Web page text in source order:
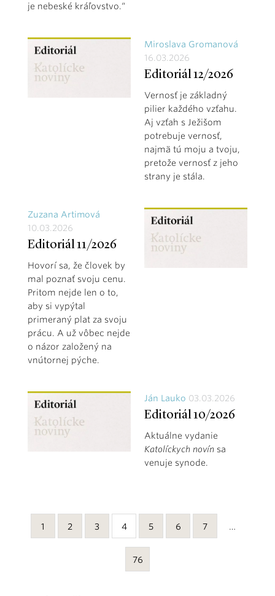
je nebeské kráľovstvo.“
Miroslava Gromanová
16.03.2026
Editoriál 12/2026
Vernosť je základný
pilier každého vzťahu.
Aj vzťah s Ježišom
potrebuje vernosť,
najmä tú moju a tvoju,
pretože vernosť z jeho
strany je stála.
Zuzana Artimová
10.03.2026
Editoriál 11/2026
Hovorí sa, že človek by
mal poznať svoju cenu.
Pritom nejde len o to,
aby si vypýtal
primeraný plat za svoju
prácu. A už vôbec nejde
o názor založený na
vnútornej pýche.
Ján Lauko 03.03.2026
Editoriál 10/2026
Aktuálne vydanie
Katolíckych novínsa
venuje synode.
1 2 3 4 5 6 7 …
76